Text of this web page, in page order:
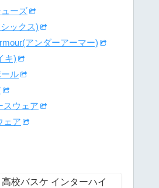
ーズ
ックス)
アンダーアーマー)
キ)
ル
スウェア
ェア
高校バスケ インターハイ